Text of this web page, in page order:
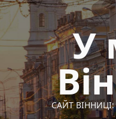
Перейти
до
вмісту
У
САЙТ